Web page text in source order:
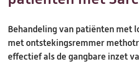
Behandeling van patiënten met
met ontstekingsremmer
effectief als de gangbare inzet